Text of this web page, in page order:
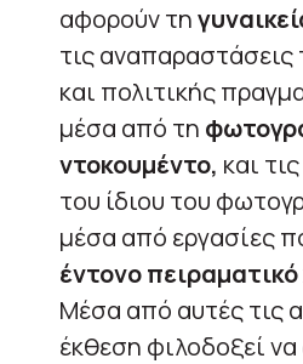
αφορούν τη
τις αναπαραστάσεις
και πολιτικής
μέσα από τη
ντοκουμέντο, και
του ίδιου του
μέσα από εργασίες
έντονο
Μέσα από αυτές τις
έκθεση φιλοδοξεί να